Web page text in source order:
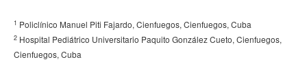
1 Policlínico Manuel Piti Fajardo, Cienfuegos, Cienfuegos, Cuba
2 Hospital Pediátrico Universitario Paquito González Cueto, Cienfuegos,
Cienfuegos, Cuba